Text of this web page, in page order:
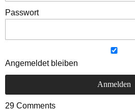
Passwort
Angemeldet bleiben
29 Comments